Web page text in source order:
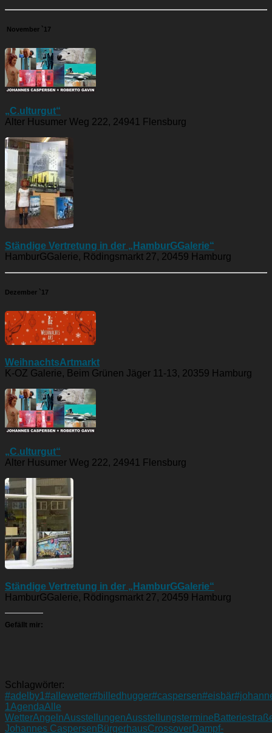
November `17
„C.ulturgut“
Alter Husumer Weg 222, 24941 Flensburg
Ständige Vertretung in der „HamburGGalerie“
HamburGGalerie, Rödingsmarkt 27, 20459 Hamburg
Dezember `17
WeihnachtsArtmarkt
K-OZ Galerie, Beim Grünen Jäger 11-13, 20359 Hamburg
„C.ulturgut“
Alter Husumer Weg 222, 24941 Flensburg
Ständige Vertretung in der „HamburGGalerie“
HamburGGalerie, Rödingsmarkt 27, 20459 Hamburg
Gefällt mir:
Schlagwörter:
#adelby1 #allewetter#billedhugger#caspersen#eisbär
1 AgendaAlle
WetterAngelnAusstellungenAusstellungstermine
Johannes Caspersen BürgerhausCrossoverDampf-